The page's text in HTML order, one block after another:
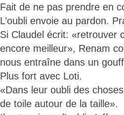
Fait de ne pas prendre en
L’oubli envoie au pardon.
Si Claudel écrit: «retrouver
encore meilleur», Renam
nous entraîne dans un
Plus fort avec Loti.
«Dans leur oubli des
de toile autour de la taille».